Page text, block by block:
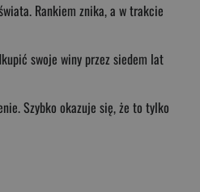
Rankiem znika, a w trakcie
swoje winy przez siedem lat
Szybko okazuje się, że to tylko